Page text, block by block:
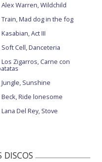
Alex Warren, Wildchild
Train, Mad dog in the fog
Kasabian, Act III
Soft Cell, Danceteria
Los Zigarros, Carne con
Jungle, Sunshine
Beck, Ride lonesome
Lana Del Rey, Stove
DISCOS